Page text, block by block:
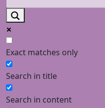
Exact matches only
Search in title
Search in content